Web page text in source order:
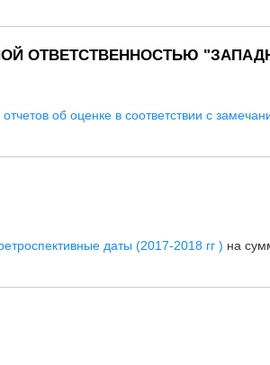
ОТВЕТСТВЕННОСТЬЮ
об оценке в соответствии с
даты (2017-2018 гг ) на